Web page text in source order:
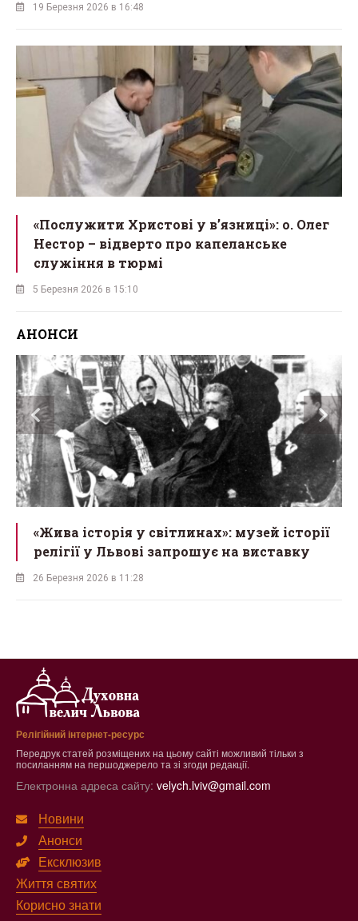
19 Березня 2026 в 16:48
«Послужити Христові у вʼязниці»: о. Олег
Нестор – відверто про капеланське
служіння в тюрмі
5 Березня 2026 в 15:10
АНОНСИ
«Жива історія у світлинах»: музей історії
релігії у Львові запрошує на виставку
26 Березня 2026 в 11:28
Релігійний інтернет-ресурс
Передрук статей розміщених на цьому сайті можливий тільки з
посиланням на першоджерело та зі згоди редакції.
Електронна адреса сайту: velych.lviv@gmail.com
Новини
Анонси
Ексклюзив
Життя святих
Корисно знати